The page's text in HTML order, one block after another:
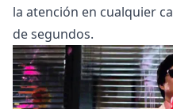
la atención en cualquier
de segundos.